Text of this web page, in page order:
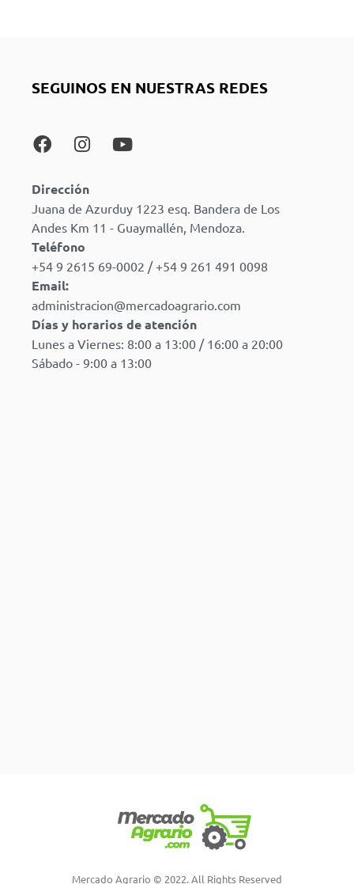
SEGUINOS EN NUESTRAS REDES
Dirección
Juana de Azurduy 1223 esq. Bandera de Los
Andes Km 11 - Guaymallén, Mendoza.
Teléfono
+54 9 2615 69-0002 / +54 9 261 491 0098
Email:
administracion@mercadoagrario.com
Días y horarios de atención
Lunes a Viernes: 8:00 a 13:00 / 16:00 a 20:00
Sábado - 9:00 a 13:00
Mercado Agrario © 2022. All Rights Reserved